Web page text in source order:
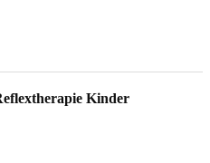
Kinder